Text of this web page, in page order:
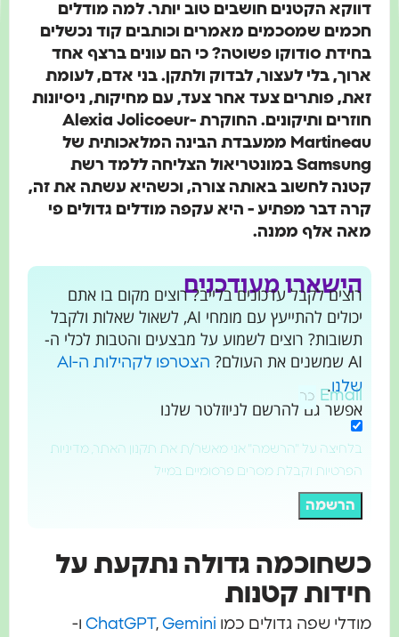
דווקא הקטנים חושבים טוב יותר. למה מודלים
חכמים שמסכמים מאמרים וכותבים קוד נכשלים
בחידת סודוקו פשוטה?כי הם עונים ברצף אחד
ארוך, בלי לעצור, לבדוק ולתקן. בני אדם, לעומת
זאת, פותרים צעד אחר צעד, עם מחיקות, ניסיונות
חוזרים ותיקונים. החוקרת Alexia Jolicoeur-
Martineau ממעבדת הבינה המלאכותית של
Samsung במונטריאול הצליחה ללמד רשת
קטנה לחשוב באותה צורה, וכשהיא עשתה את זה,
קרה דבר מפתיע - היא עקפה מודלים גדולים פי
מאה אלף ממנה.
הישארו מעודכנים
רוצים לקבל עדכונים בלייב? רוצים מקום בו אתם
יכולים להתייעץ עם מומחי AI, לשאול שאלות ולקבל
תשובות? רוצים לשמוע על מבצעים והטבות לכלי ה-
הצטרפו לקהילות ה-AI
שלנו.
אפשר גם להרשם לניוזלטר שלנו
Email
בלחיצה על "הרשמה" אני מאשר/ת את תקנון האתר, מדיניות
הפרטיות וקבלת מסרים פרסומיים במייל
הרשמה
כשחוכמה גדולה נתקעת על
חידות קטנות
מודלי שפה גדולים כמו ChatGPT,Gemini
ו-